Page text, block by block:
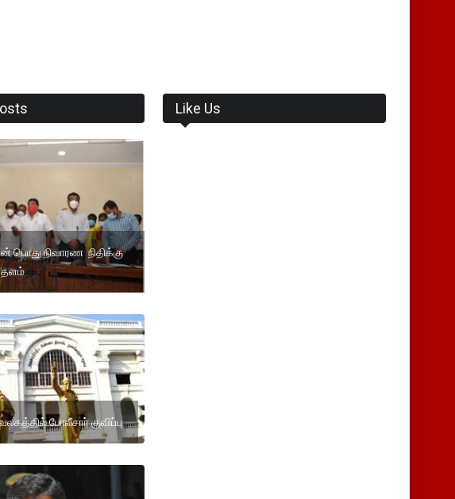
பொது நிவாரண நிதிக்கு
போலீசார் குவிப்பு
Like Us